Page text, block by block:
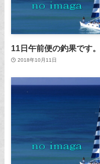
11日午前便の釣果です。
2018年10月11日